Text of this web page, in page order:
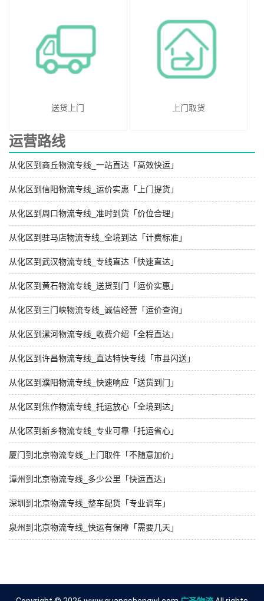
送货上门 上门取货
运营路线
从化区到商丘物流专线_一站直达「高效快运」
从化区到信阳物流专线_运价实惠「上门提货」
从化区到周口物流专线_准时到货「价位合理」
从化区到驻马店物流专线_全境到达「计费标准」
从化区到武汉物流专线_专线直达「快速直达」
从化区到黄石物流专线_送货到门「运价实惠」
从化区到三门峡物流专线_诚信经营「运价查询」
从化区到漯河物流专线_收费介绍「全程直达」
从化区到许昌物流专线_直达特快专线「市县闪送」
从化区到濮阳物流专线_快速响应「送货到门」
从化区到焦作物流专线_托运放心「全境到达」
从化区到新乡物流专线_专业可靠「托运省心」
厦门到北京物流专线_上门取件「不随意加价」
漳州到北京物流专线_多少公里「快运直达」
深圳到北京物流专线_整车配货「专业调车」
泉州到北京物流专线_快运有保障「需要几天」